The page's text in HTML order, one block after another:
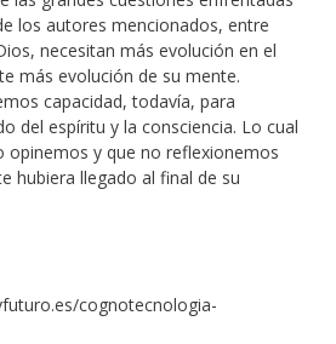
los autores mencionados, entre
necesitan más evolución en el
más evolución de su mente.
capacidad, todavía, para
del espíritu y la consciencia. Lo cual
opinemos y que no reflexionemos
hubiera llegado al final de su
cognotecnologia-